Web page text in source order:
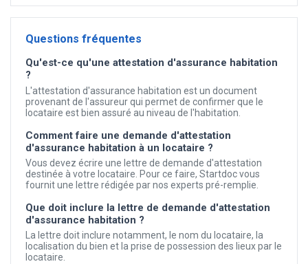
Questions fréquentes
Qu'est-ce qu'une attestation d'assurance habitation
?
L'attestation d'assurance habitation est un document
provenant de l'assureur qui permet de confirmer que le
locataire est bien assuré au niveau de l'habitation.
Comment faire une demande d'attestation
d'assurance habitation à un locataire ?
Vous devez écrire une lettre de demande d'attestation
destinée à votre locataire. Pour ce faire, Startdoc vous
fournit une lettre rédigée par nos experts pré-remplie.
Que doit inclure la lettre de demande d'attestation
d'assurance habitation ?
La lettre doit inclure notamment, le nom du locataire, la
localisation du bien et la prise de possession des lieux par le
locataire.